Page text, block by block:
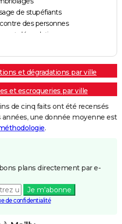
de stupéfiants
des personnes
et dégradations
et dégradations par ville
et escroqueries par ville
de cinq faits ont été recensés
une donnée moyenne est
.
plans directement par e-
Je m'abonne
de confidentialité